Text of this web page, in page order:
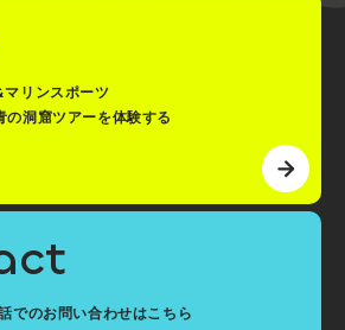
リンスポーツ
の洞窟ツアーを体験する
でのお問い合わせはこちら